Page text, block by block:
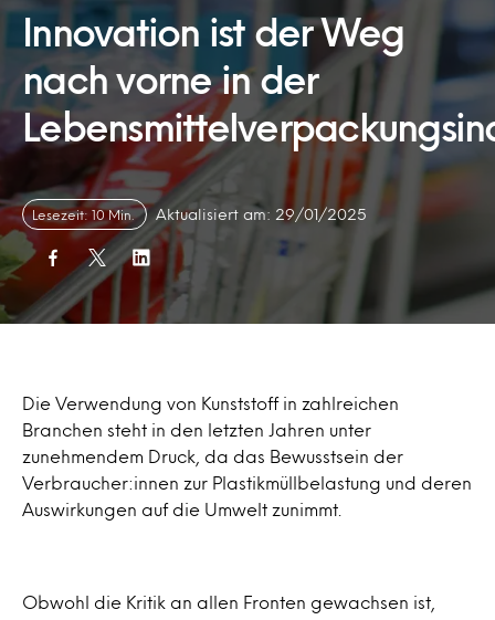
Innovation ist der Weg
nach vorne in der
Lesezeit: 10 Min. Aktualisiert am: 29/01/2025
Die Verwendung von Kunststoff in zahlreichen
Branchen steht in den letzten Jahren unter
zunehmendem Druck, da das Bewusstsein der
Verbraucher:innen zur Plastikmüllbelastung und deren
Auswirkungen auf die Umwelt zunimmt.
Obwohl die Kritik an allen Fronten gewachsen ist,